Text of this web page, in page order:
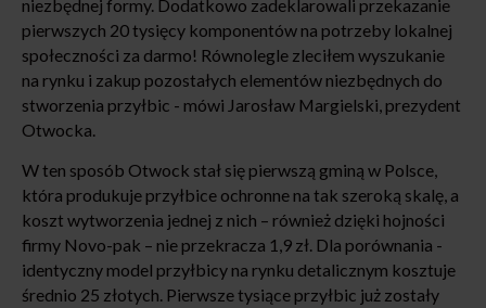
niezbędnej formy. Dodatkowo zadeklarowali przekazanie
pierwszych 20 tysięcy komponentów na potrzeby lokalnej
społeczności za darmo! Równolegle zleciłem wyszukanie
na rynku i zakup pozostałych elementów niezbędnych do
stworzenia przyłbic - mówi Jarosław Margielski, prezydent
Otwocka.
W ten sposób Otwock stał się pierwszą gminą w Polsce,
która produkuje przyłbice ochronne na tak szeroką skalę, a
koszt wytworzenia jednej z nich – również dzięki hojności
firmy Novo-pak – nie przekracza 1,9 zł. Dla porównania -
identyczny model przyłbicy na rynku detalicznym kosztuje
średnio 25 złotych. Pierwsze tysiące przyłbic już zostały